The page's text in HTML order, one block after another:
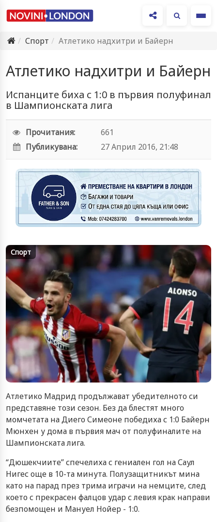
Спорт
Атлетико надхитри и Байерн
Атлетико надхитри и Байерн
Испанците биха с 1:0 в първия полуфинал
в Шампионската лига
Прочитания:
661
Публикувана:
27 Април 2016, 21:48
Спорт
Атлетико Мадрид продължават убедителното си
представяне този сезон. Без да блестят много
момчетата на Диего Симеоне победиха с 1:0 Байерн
Мюнхен у дома в първия мач от полуфиналите на
Шампионската лига.
“Дюшекчиите” спечелиха с гениален гол на Саул
Нигес още в 10-та минута. Полузащитникът мина
като на парад през трима играчи на немците, след
което с прекрасен фалцов удар с левия крак направи
безпомощен и Мануел Нойер - 1:0.